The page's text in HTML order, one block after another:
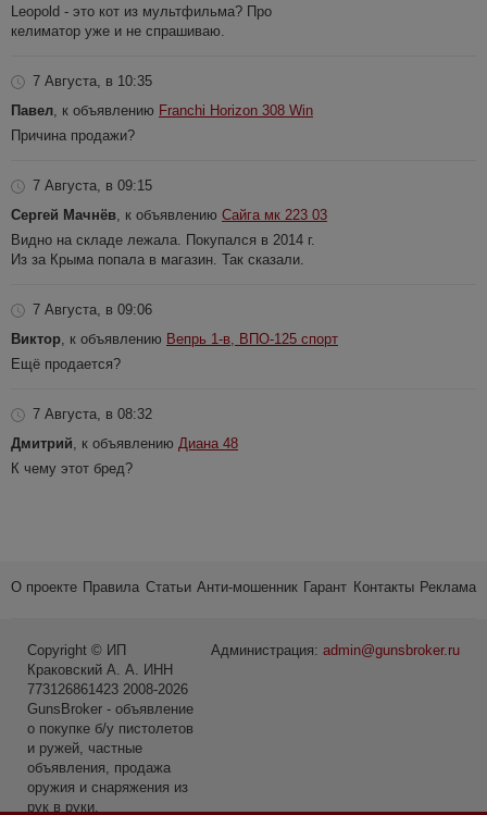
Leopold - это кот из мультфильма? Про
келиматор уже и не спрашиваю.
7 Августа, в 10:35
Павел , к объявлению Franchi Horizon 308 Win
Причина продажи?
7 Августа, в 09:15
Сергей Мачнёв , к объявлению Сайга мк 223 03
Видно на складе лежала. Покупался в 2014 г.
Из за Крыма попала в магазин. Так сказали.
7 Августа, в 09:06
Виктор , к объявлению Вепрь 1-в, ВПО-125 спорт
Ещё продается?
7 Августа, в 08:32
Дмитрий , к объявлению Диана 48
К чему этот бред?
О проекте Правила Статьи Анти-мошенник Гарант Контакты Реклама
Администрация: admin@gunsbroker.ru
Copyright © ИП
Краковский А. А. ИНН
773126861423 2008-2026
GunsBroker - объявление
о покупке б/у пистолетов
и ружей, частные
объявления, продажа
оружия и снаряжения из
рук в руки.